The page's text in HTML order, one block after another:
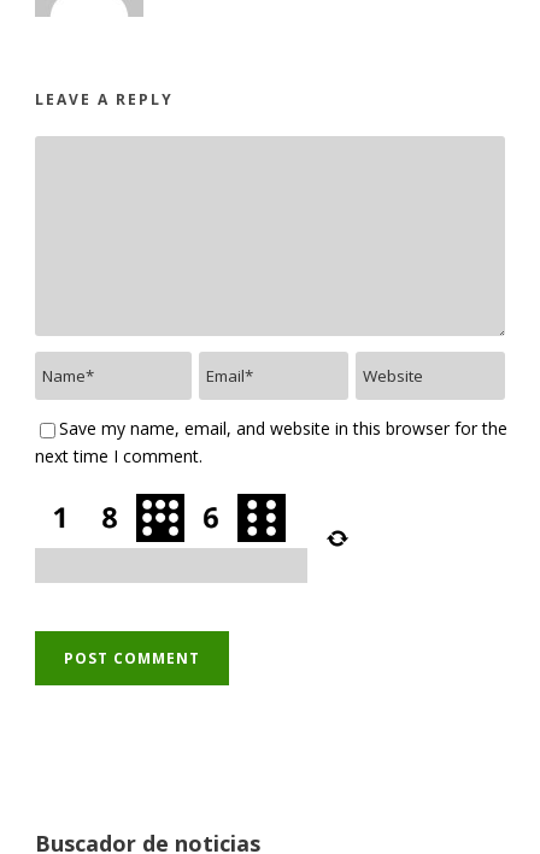
LEAVE A REPLY
Save my name, email, and website in this browser for the
next time I comment.
Buscador de noticias